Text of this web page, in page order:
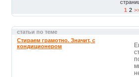
1 2
статьи по теме
Стираем грамотно. Значит, с
кондиционером